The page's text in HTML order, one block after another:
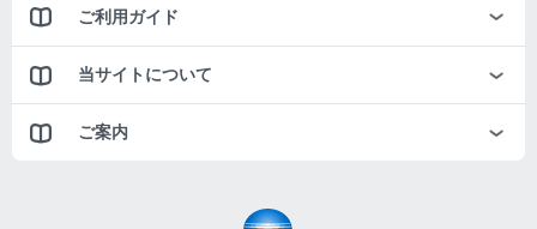
ご利用ガイド
当サイトについて
ご案内